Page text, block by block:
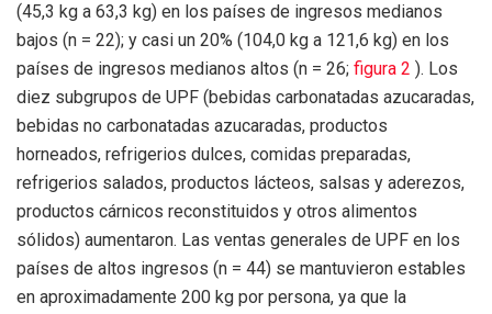
(45,3 kg a 63,3 kg) en los países de ingresos medianos
bajos (n = 22); y casi un 20% (104,0 kg a 121,6 kg) en los
países de ingresos medianos altos (n = 26; figura 2 ). Los
diez subgrupos de UPF (bebidas carbonatadas azucaradas,
bebidas no carbonatadas azucaradas, productos
horneados, refrigerios dulces, comidas preparadas,
refrigerios salados, productos lácteos, salsas y aderezos,
productos cárnicos reconstituidos y otros alimentos
sólidos) aumentaron. Las ventas generales de UPF en los
países de altos ingresos (n = 44) se mantuvieron estables
en aproximadamente 200 kg por persona, ya que la